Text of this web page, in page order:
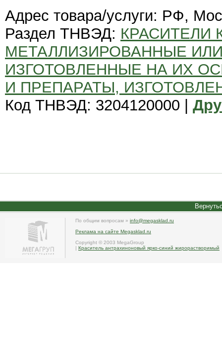
Адрес товара/услуги: РФ,
Раздел ТНВЭД: КРАСИТЕЛИ
МЕТАЛЛИЗИРОВАННЫЕ
ИЗГОТОВЛЕННЫЕ НА ИХ
И ПРЕПАРАТЫ,
Код ТНВЭД: 3204120000 |
По общим вопросам » info@megasklad.ru
Реклама на сайте Megasklad.ru
Copyright © 2003 MegaGroup
| Краситель антрахиноновый ярко-синий жирорастворимый